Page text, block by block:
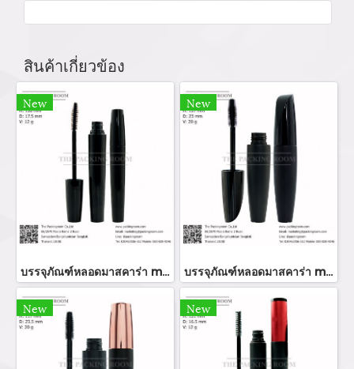
สินค้าเกี่ยวข้อง
New
บรรจุภัณฑ์หลอดมาสคาร่า mascara tube/ mascara bottle ขวมมาสคาร่า จำหน่ายบรรจุภัณฑ์เครื่องสำอางทุกประเภท
New
บรรจุภัณฑ์หลอดมาสคาร่า mascara tube/ mascara bottle ขวมมาสคาร่า จำหน่ายบรรจุภัณฑ์เครื่องสำอางทุกประเภท
New New